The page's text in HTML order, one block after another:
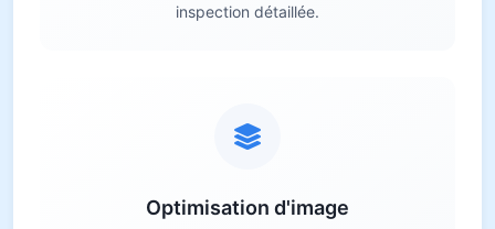
inspection détaillée.
Optimisation d'image